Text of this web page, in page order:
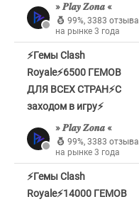
» 𝑷𝒍𝒂𝒚 𝒁𝒐𝒏𝒂 «
99%, 3383 отзыва
на рынке 3 года
⚡Гемы Clash
Royale⚡6500 ГЕМОВ
ДЛЯ ВСЕХ СТРАН⚡С
заходом в игру⚡
» 𝑷𝒍𝒂𝒚 𝒁𝒐𝒏𝒂 «
99%, 3383 отзыва
на рынке 3 года
⚡Гемы Clash
Royale⚡14000 ГЕМОВ